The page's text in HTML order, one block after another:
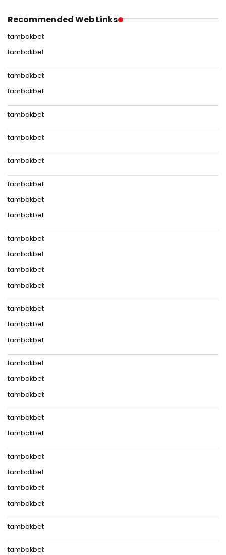
Recommended Web Links
tambakbet
tambakbet
tambakbet
tambakbet
tambakbet
tambakbet
tambakbet
tambakbet
tambakbet
tambakbet
tambakbet
tambakbet
tambakbet
tambakbet
tambakbet
tambakbet
tambakbet
tambakbet
tambakbet
tambakbet
tambakbet
tambakbet
tambakbet
tambakbet
tambakbet
tambakbet
tambakbet
tambakbet